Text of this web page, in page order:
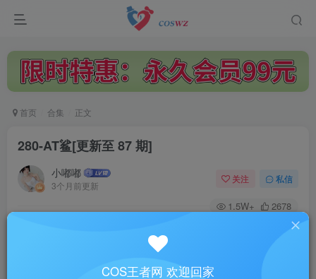
首页 合集 正文
280-AT鲨[更新至 87 期]
小嘟嘟
3个月前更新
关注 私信
1.5W+ 2678
此资源是“AT鲨”的系列套图！购买后可下载整套图资源！
已售 14
COS王者网 欢迎回家